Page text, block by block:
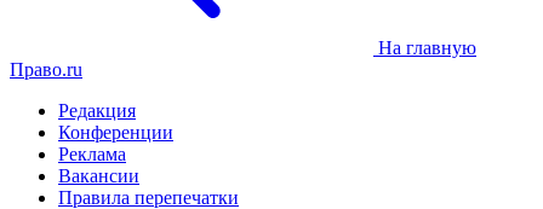
На главную
Право.ru
Редакция
Конференции
Реклама
Вакансии
Правила перепечатки